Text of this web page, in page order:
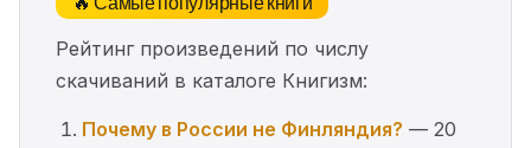
Рейтинг произведений по числу
скачиваний в каталоге Книгизм:
Почему в России не Финляндия? — 20